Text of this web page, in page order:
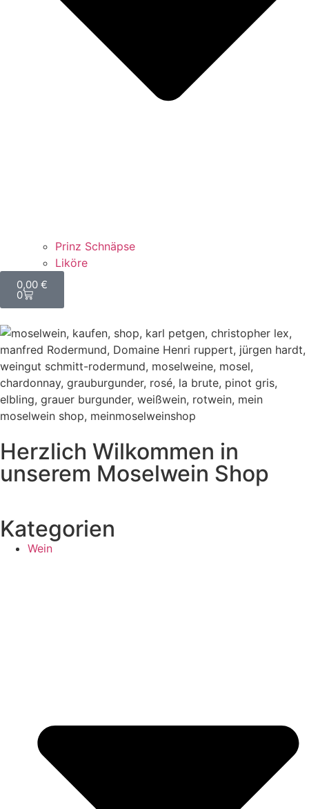
Prinz Schnäpse
Liköre
0,00 €
0
Herzlich Wilkommen in
unserem Moselwein Shop
Kategorien
Wein